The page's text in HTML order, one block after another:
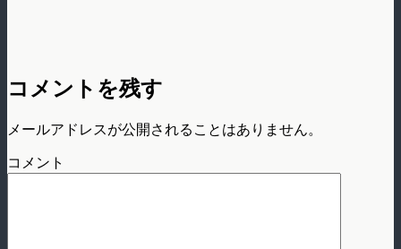
コメントを残す
メールアドレスが公開されることはありません。
コメント